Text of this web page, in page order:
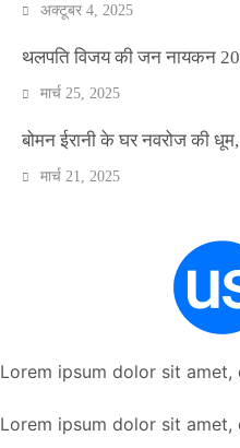
अक्टूबर 4, 2025
थलपति विजय की जन नायकन
मार्च 25, 2025
बोमन ईरानी के घर नवरोज की
मार्च 21, 2025
Lorem ipsum dolor sit
Lorem ipsum dolor sit